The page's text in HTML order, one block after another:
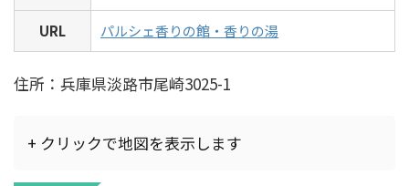
URL パルシェ香りの館・香りの湯
住所：兵庫県淡路市尾崎3025-1
+ クリックで地図を表示します